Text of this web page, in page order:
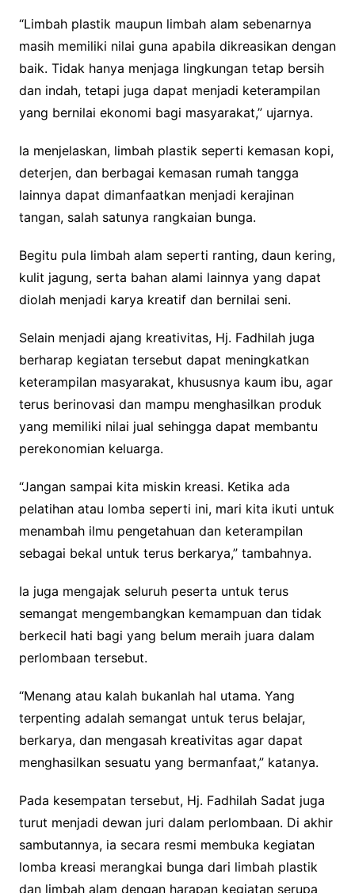
“Limbah plastik maupun limbah alam sebenarnya
masih memiliki nilai guna apabila dikreasikan dengan
baik. Tidak hanya menjaga lingkungan tetap bersih
dan indah, tetapi juga dapat menjadi keterampilan
yang bernilai ekonomi bagi masyarakat,” ujarnya.
Ia menjelaskan, limbah plastik seperti kemasan kopi,
deterjen, dan berbagai kemasan rumah tangga
lainnya dapat dimanfaatkan menjadi kerajinan
tangan, salah satunya rangkaian bunga.
Begitu pula limbah alam seperti ranting, daun kering,
kulit jagung, serta bahan alami lainnya yang dapat
diolah menjadi karya kreatif dan bernilai seni.
Selain menjadi ajang kreativitas, Hj. Fadhilah juga
berharap kegiatan tersebut dapat meningkatkan
keterampilan masyarakat, khususnya kaum ibu, agar
terus berinovasi dan mampu menghasilkan produk
yang memiliki nilai jual sehingga dapat membantu
perekonomian keluarga.
“Jangan sampai kita miskin kreasi. Ketika ada
pelatihan atau lomba seperti ini, mari kita ikuti untuk
menambah ilmu pengetahuan dan keterampilan
sebagai bekal untuk terus berkarya,” tambahnya.
Ia juga mengajak seluruh peserta untuk terus
semangat mengembangkan kemampuan dan tidak
berkecil hati bagi yang belum meraih juara dalam
perlombaan tersebut.
“Menang atau kalah bukanlah hal utama. Yang
terpenting adalah semangat untuk terus belajar,
berkarya, dan mengasah kreativitas agar dapat
menghasilkan sesuatu yang bermanfaat,” katanya.
Pada kesempatan tersebut, Hj. Fadhilah Sadat juga
turut menjadi dewan juri dalam perlombaan. Di akhir
sambutannya, ia secara resmi membuka kegiatan
lomba kreasi merangkai bunga dari limbah plastik
dan limbah alam dengan harapan kegiatan serupa